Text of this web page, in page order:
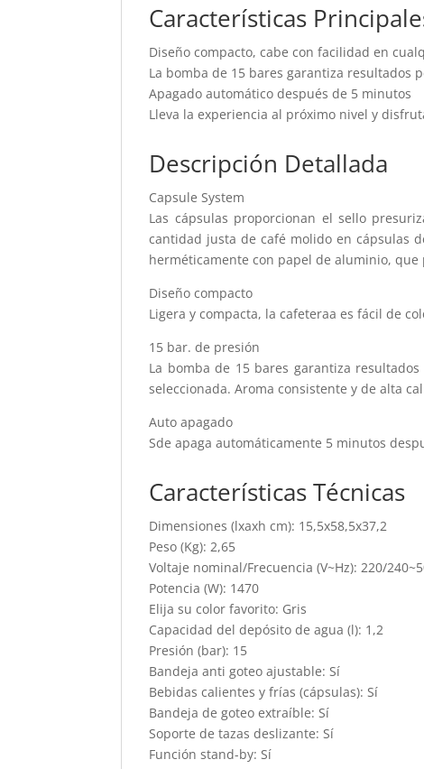
Características
Diseño compacto, cabe con facilidad en
La bomba de 15 bares garantiza resultados
Apagado automático después de 5 minutos
Lleva la experiencia al próximo nivel y
Descripción Detallada
Capsule System
Las cápsulas proporcionan el sello
cantidad justa de café molido en cápsulas
herméticamente con papel de aluminio,
Diseño compacto
Ligera y compacta, la cafeteraa es fácil de
15 bar. de presión
La bomba de 15 bares garantiza
seleccionada. Aroma consistente y de alta
Auto apagado
Sde apaga automáticamente 5 minutos
Características Técnicas
Dimensiones (lxaxh cm): 15,5x58,5x37,2
Peso (Kg): 2,65
Voltaje nominal/Frecuencia (V~Hz): 220/
Potencia (W): 1470
Elija su color favorito: Gris
Capacidad del depósito de agua (l): 1,2
Presión (bar): 15
Bandeja anti goteo ajustable: Sí
Bebidas calientes y frías (cápsulas): Sí
Bandeja de goteo extraíble: Sí
Soporte de tazas deslizante: Sí
Función stand-by: Sí